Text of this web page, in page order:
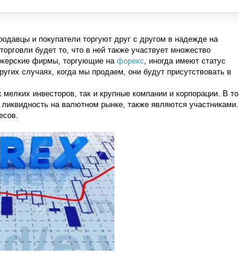
и покупатели торгуют друг с другом в надежде на
будет то, что в ней также участвует множество
фирмы, торгующие на форекс , иногда имеют статус
случаях, когда мы продаем, они будут присутствовать в
инвесторов, так и крупные компании и корпорации. В то
на валютном рынке, также являются участниками.